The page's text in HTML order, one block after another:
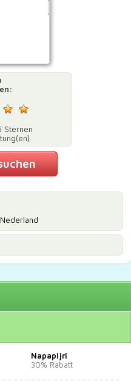
Sternen
Napapijri
30% Rabatt